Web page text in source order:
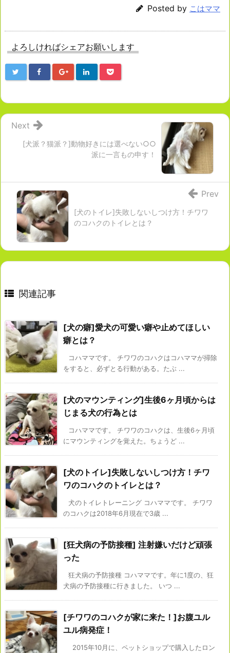
Posted by こはママ
よろしければシェアお願いします
[犬派？猫派？]動物好きには選べない○○
派に一言もの申す！
Next
[犬のトイレ]失敗しないしつけ方！チワワ
のコハクのトイレとは？
Prev
関連記事
[犬の癖]愛犬の可愛い癖や止めてほしい
癖とは？
コハママです。 チワワのコハクはコハママが掃除
をすると、必ずとる行動がある。たぶ ...
[犬のマウンティング]生後6ヶ月頃からは
じまる犬の行為とは
コハママです。 チワワのコハクは、生後6ヶ月頃
にマウンティングを覚えた。ちょうど ...
[犬のトイレ]失敗しないしつけ方！チワ
ワのコハクのトイレとは？
犬のトイレトレーニング コハママです。 チワワ
のコハクは2018年6月現在で3歳 ...
[狂犬病の予防接種] 注射嫌いだけど頑張
った
狂犬病の予防接種 コハママです。年に1度の、狂
犬病の予防接種に行きました。 いつ ...
[チワワのコハクが家に来た！]お腹ユル
ユル病発症！
2015年10月に、ペットショップで購入したロン